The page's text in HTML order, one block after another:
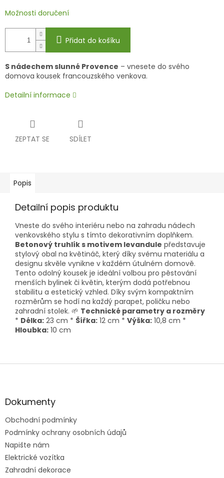
Možnosti doručení
Přidat do košíku
S nádechem slunné Provence – vnesete do svého
domova kousek francouzského venkova.
Detailní informace
ZEPTAT SE SDÍLET
Popis
Detailní popis produktu
Vneste do svého interiéru nebo na zahradu nádech
venkovského stylu s tímto dekorativním doplňkem.
Betonový truhlík s motivem levandule představuje
stylový obal na květináč, který díky svému materiálu a
designu skvěle vynikne v každém útulném domově.
Tento odolný kousek je ideální volbou pro pěstování
menších bylinek či květin, kterým dodá potřebnou
stabilitu a estetický vzhled. Díky svým kompaktním
rozměrům se hodí na každý parapet, poličku nebo
zahradní stolek. 🌱 Technické parametry a rozměry
* Délka: 23 cm * Šířka: 12 cm * Výška: 10,8 cm *
Hloubka: 10 cm
Z
aDokumenty
Obchodní podmínky
Podmínky ochrany osobních údajů
Napište nám
Elektrické vozítka
Zahradní dekorace